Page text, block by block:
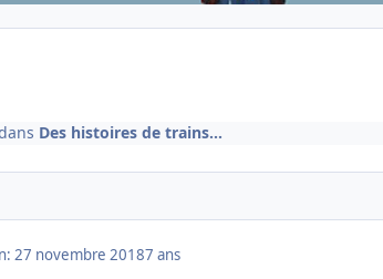
Des histoires de trains...
27 novembre 20187 ans